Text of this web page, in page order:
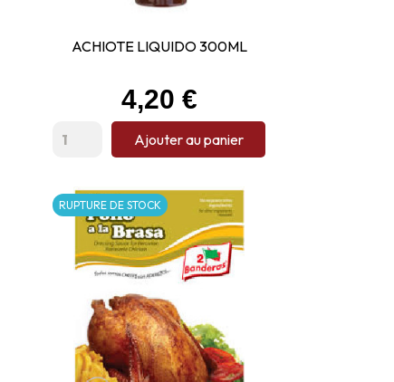
ACHIOTE LIQUIDO 300ML
Prix
4,20 €
Ajouter au panier
RUPTURE DE STOCK